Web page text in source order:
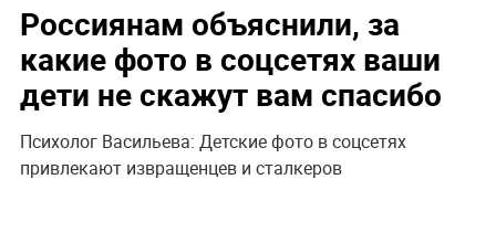
Россиянам объяснили, за
какие фото в соцсетях ваши
дети не скажут вам спасибо
Психолог Васильева: Детские фото в соцсетях
привлекают извращенцев и сталкеров